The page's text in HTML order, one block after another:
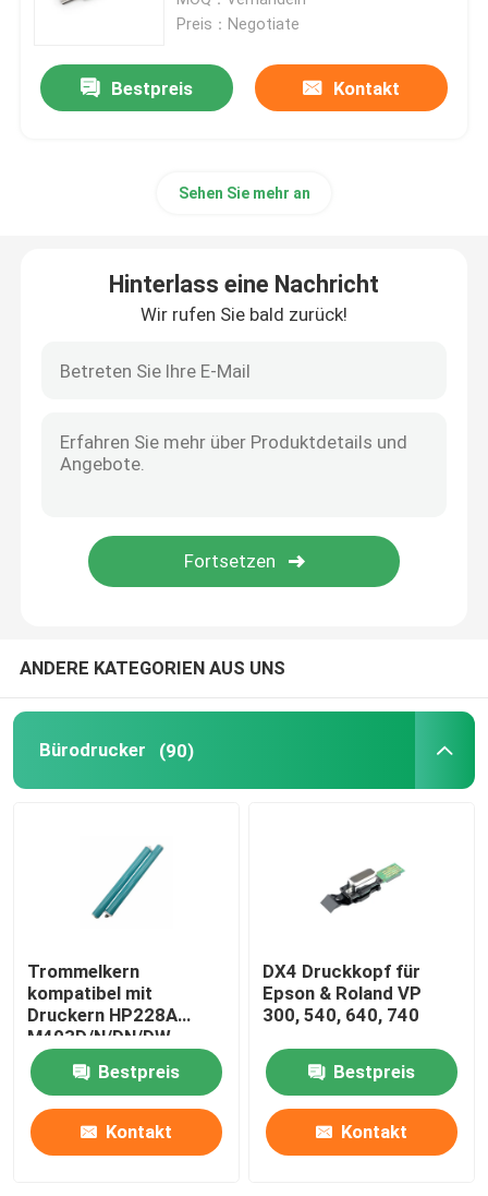
Kupplung
Tägliche Notwendigkeiten
Hochgeschwindigkeitsleistung
Preis：Negotiate
Bestpreis Kontakt
Sehen Sie mehr an
Hinterlass eine Nachricht
Wir rufen Sie bald zurück!
ANDERE KATEGORIEN AUS UNS
Bürodrucker (90)
Trommelkern
kompatibel mit
Druckern HP228A
M403D/N/DN/DW
M427FDW/FDN
Bestpreis
Kontakt
DX4 Druckkopf für
Epson & Roland VP
300, 540, 640, 740
Bestpreis
Kontakt